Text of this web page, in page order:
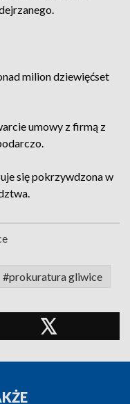
milion dziewięćset
umowy z firmą z
się pokrzywdzona w
#prokuratura gliwice